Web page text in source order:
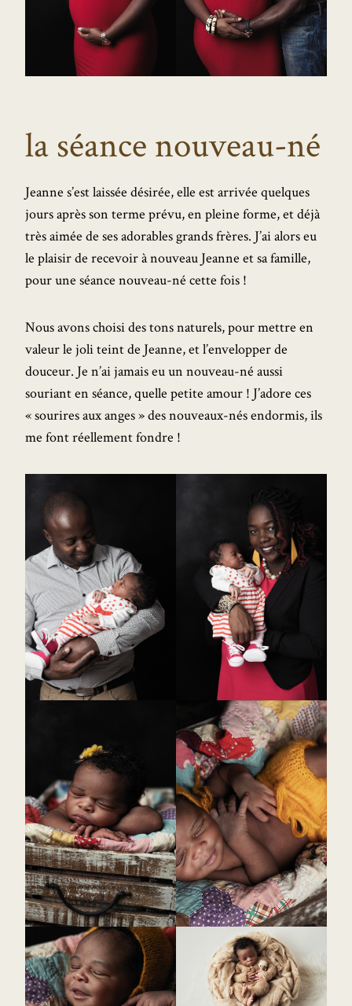
la séance nouveau-né
Jeanne s’est laissée désirée, elle est arrivée quelques
jours après son terme prévu, en pleine forme, et déjà
très aimée de ses adorables grands frères. J’ai alors eu
le plaisir de recevoir à nouveau Jeanne et sa famille,
pour une séance nouveau-né cette fois !
Nous avons choisi des tons naturels, pour mettre en
valeur le joli teint de Jeanne, et l’envelopper de
douceur. Je n’ai jamais eu un nouveau-né aussi
souriant en séance, quelle petite amour ! J’adore ces
« sourires aux anges » des nouveaux-nés endormis, ils
me font réellement fondre !